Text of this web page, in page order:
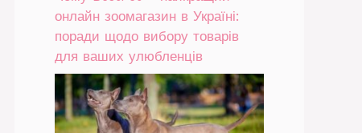
онлайн зоомагазин в Україні:
поради щодо вибору товарів
для ваших улюбленців